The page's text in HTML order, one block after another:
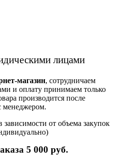
лицами
магазин, сотрудничаем
и оплату принимаем только
производится после
менеджером.
зависимости от объема закупок
5 000 руб.